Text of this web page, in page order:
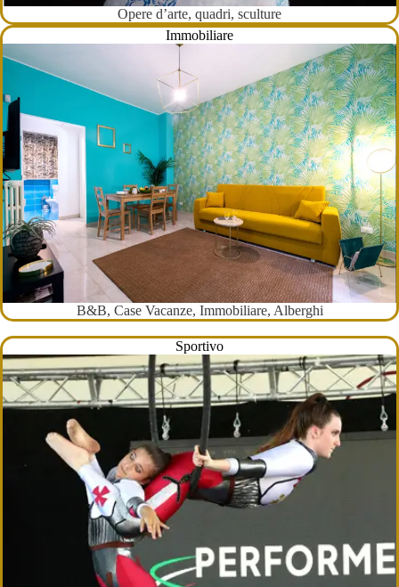
Opere d’arte, quadri, sculture
Immobiliare
B&B, Case Vacanze, Immobiliare, Alberghi
Sportivo